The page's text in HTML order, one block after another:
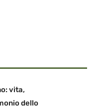
vita,
dello